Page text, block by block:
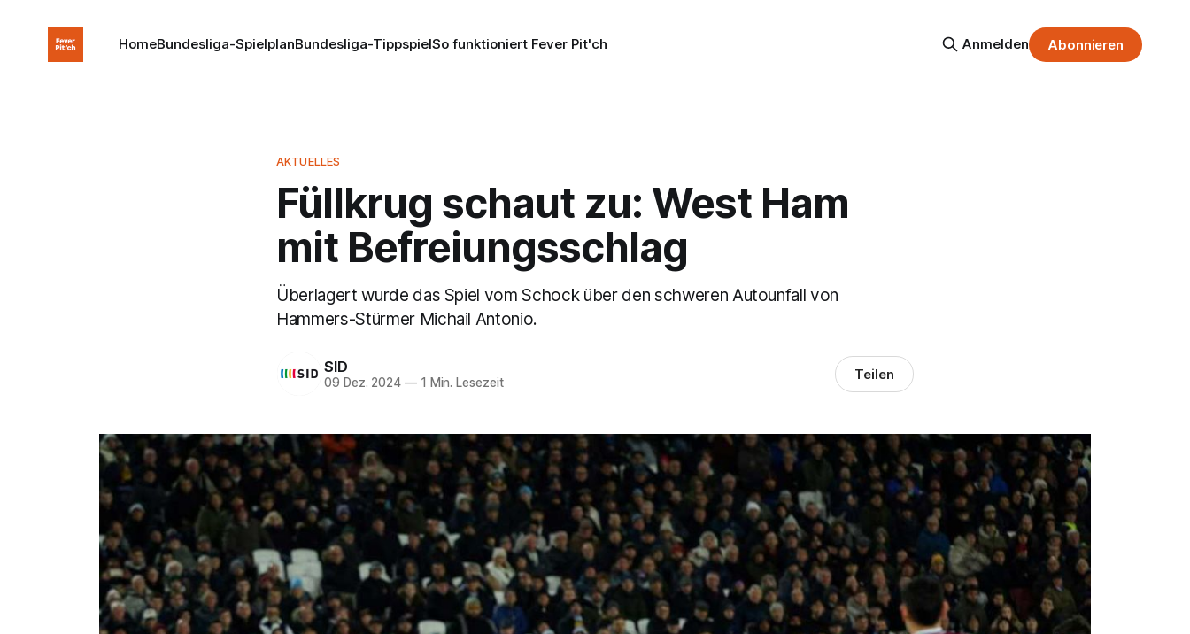
HomeBundesliga-SpielplanBundesliga-TippspielSo funktioniert Fever Pit'ch Anmelden Abonnieren
AKTUELLES
Füllkrug schaut zu: West Ham
mit Befreiungsschlag
Überlagert wurde das Spiel vom Schock über den schweren Autounfall von
Hammers-Stürmer Michail Antonio.
SID
09 Dez. 2024 —1 Min. Lesezeit Teilen